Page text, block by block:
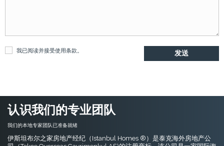
我已阅读并接受使用条款
认识我们的专业团队
我们的本地专家团队已准备就绪
伊斯坦布尔之家房地产经纪（Istanbul Homes ®）是泰克海外房地产公